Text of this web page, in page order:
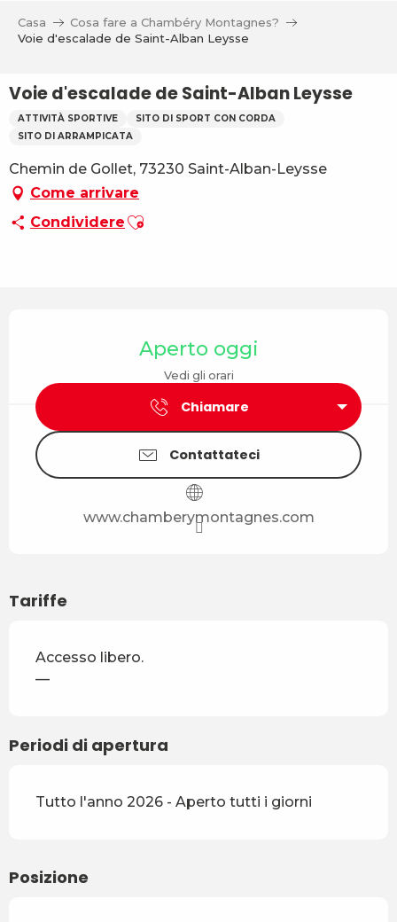
Casa
Cosa fare a Chambéry Montagnes?
Voie d'escalade de Saint-Alban Leysse
Voie d'escalade de Saint-Alban Leysse
ATTIVITÀ SPORTIVE
SITO DI SPORT CON CORDA
SITO DI ARRAMPICATA
Chemin de Gollet, 73230 Saint-Alban-Leysse
Come arrivare
Condividere Ajouter aux favoris
Aperto oggi
Vedi gli orari
Chiamare
Contattateci
www.chamberymontagnes.com
Tariffe
Accesso libero.
—
Periodi di apertura
Tutto l'anno 2026 - Aperto tutti i giorni
Posizione